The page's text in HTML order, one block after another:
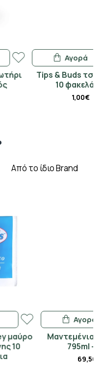
Tips & Buds τσουκνίδα
10 φακελάκια
Αγορά
Από το ίδιο Brand
Μαντεμένια τσαγιέρα
795ml - ραφ